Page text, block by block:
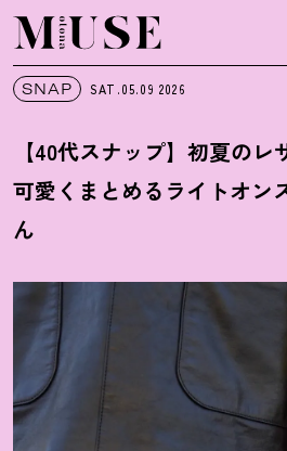
オトナミューズ ウェブ
SNAP SAT.05.09 2026
【40代スナップ】初夏の
可愛くまとめるライトオン
ん